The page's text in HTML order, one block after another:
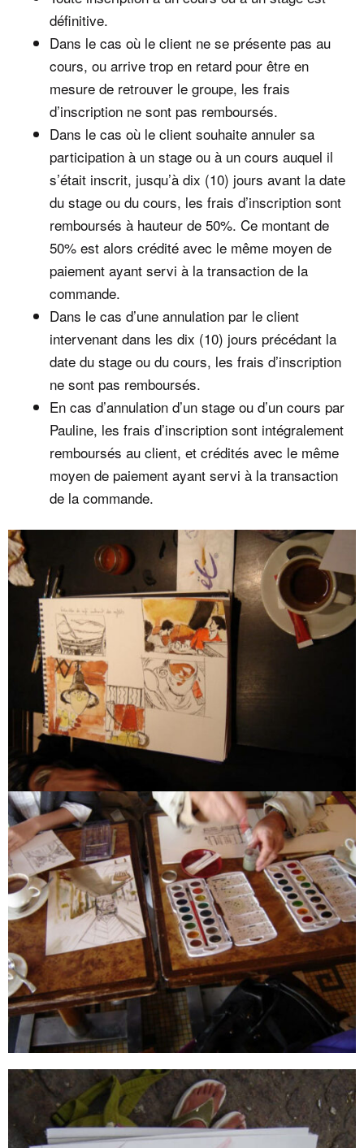
définitive.
Dans le cas où le client ne se présente pas au
cours, ou arrive trop en retard pour être en
mesure de retrouver le groupe, les frais
d’inscription ne sont pas remboursés.
Dans le cas où le client souhaite annuler sa
participation à un stage ou à un cours auquel il
s’était inscrit, jusqu’à dix (10) jours avant la date
du stage ou du cours, les frais d’inscription sont
remboursés à hauteur de 50%. Ce montant de
50% est alors crédité avec le même moyen de
paiement ayant servi à la transaction de la
commande.
Dans le cas d’une annulation par le client
intervenant dans les dix (10) jours précédant la
date du stage ou du cours, les frais d’inscription
ne sont pas remboursés.
En cas d’annulation d’un stage ou d’un cours par
Pauline, les frais d’inscription sont intégralement
remboursés au client, et crédités avec le même
moyen de paiement ayant servi à la transaction
de la commande.